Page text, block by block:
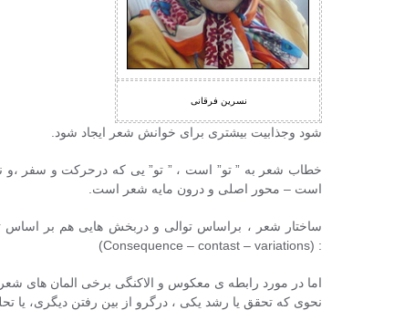
نسرین فرقانی
شود وجذابیت بیشتری برای خوانش شعر ایجاد شود.
خطاب شعر به ” تو” است ، ” تو” یی که درحرکت و سفر ،و
است – محور اصلی و درون مایه شعر است.
ساختار شعر ، براساس توالی و دربخش هایی هم بر
:
(Consequence – contast – variations)
اما در مورد رابطه ی معکوس و الاکنگی برخی المان های
نحوی که تحقق یا رشد یکی ، درگرو از بین رفتن دیگری، یا